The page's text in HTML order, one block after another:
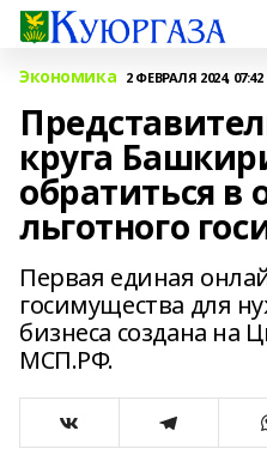
Экономика 2 ФЕВРАЛЯ 2024, 07:42
круга
обратиться в
льготного
Первая единая
госимущества для
бизнеса создана на
МСП.РФ.